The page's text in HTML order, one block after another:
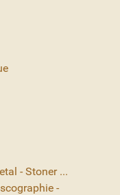
- Stoner ...
-